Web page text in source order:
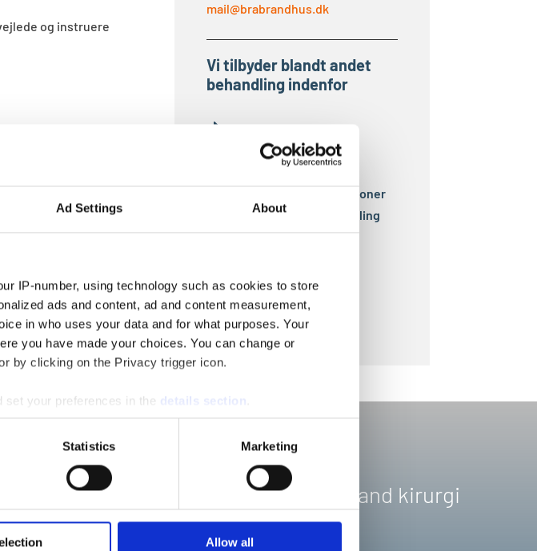
Ad Settings About
IP-number, using technology such as cookies to store
ads and content, ad and content measurement,
in who uses your data and for what purposes. Your
you have made your choices. You can change or
by clicking on the Privacy trigger icon.
set your preferences in the details section
media features and to analyse our traffic. We also share
and analytics partners who may combine it with
from your use of their services.
Statistics Marketing
Allow all
og instruere
kan være dårlig
mere og mere løse
til at holde
de rette redskaber
sig og bliver værre.
mail@brabrandhus.dk
Vi tilbyder blandt andet
behandling indenfor
E Alm. tandpleje
Implantater
E Tandbroer og tandkroner
Paradentosebehandling
E Rodbehandling
E Tandlægeskræk
E Snorkeskinne
E Tandregulering
Kosmetisk
tandregulering
Tand kirurgi